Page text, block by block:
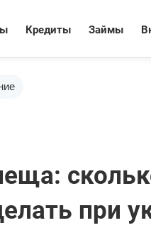
Кредиты Займы
при